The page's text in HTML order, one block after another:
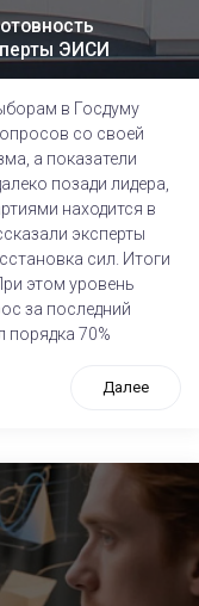
ЭИСИ
в Госдуму
со своей
а показатели
позади лидера,
находится в
эксперты
сил. Итоги
этом уровень
за последний
70%
Далее